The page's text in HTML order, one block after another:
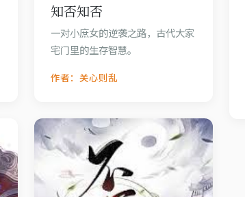
知否知否
一对小庶女的逆袭之路，古代大家
宅门里的生存智慧。
作者：关心则乱
悬疑